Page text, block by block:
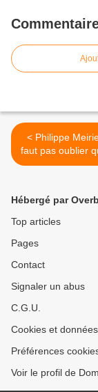
< Philippe Meirieu : "Il ne
faut pas oublier
est un sujet, et
Philippe Meirieu
sur France
Hébergé par
Top articles
Pages
Contact
Signaler un abus
C.G.U.
Cookies et
Préférences
Voir le profil de